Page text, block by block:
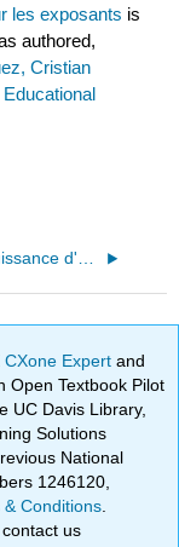
les exposants is
authored,
Cristian
5.7 : La puissance d'une règle de produit pour les exposants
CXone Expertand
Open Textbook Pilot
UC Davis Library,
Solutions
National
1246120,
& Conditions
contact us